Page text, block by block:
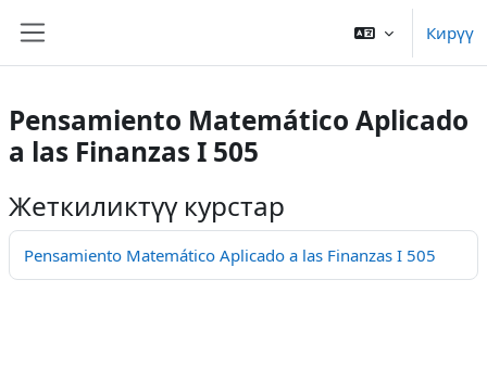
Кирүү
Pensamiento Matemático Aplicado
a las Finanzas I 505
Жеткиликтүү курстар
Pensamiento Matemático Aplicado a las Finanzas I 505